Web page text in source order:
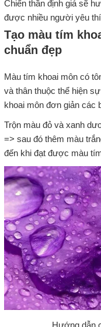
Chiến thần định giá sẽ
được nhiều người yêu
Tạo màu tím
chuẩn đẹp
Màu tím khoai môn có
và thân thuộc thể hiện
khoai môn đơn giản các
Trộn màu đỏ và xanh
=> sau đó thêm màu
đến khi đạt được màu
Hướng dẫn